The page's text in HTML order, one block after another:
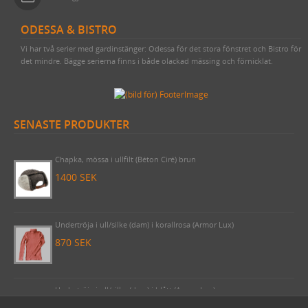
ODESSA & BISTRO
Vi har två serier med gardinstänger: Odessa för det stora fönstret och Bistro för
det mindre. Bägge serierna finns i både olackad mässing och förnicklat.
SENASTE PRODUKTER
425 SEK
Chapka, mössa i ullfilt (Béton Ciré) brun
1400 SEK
Undertröja i ull/silke (dam) i korallrosa (Armor Lux)